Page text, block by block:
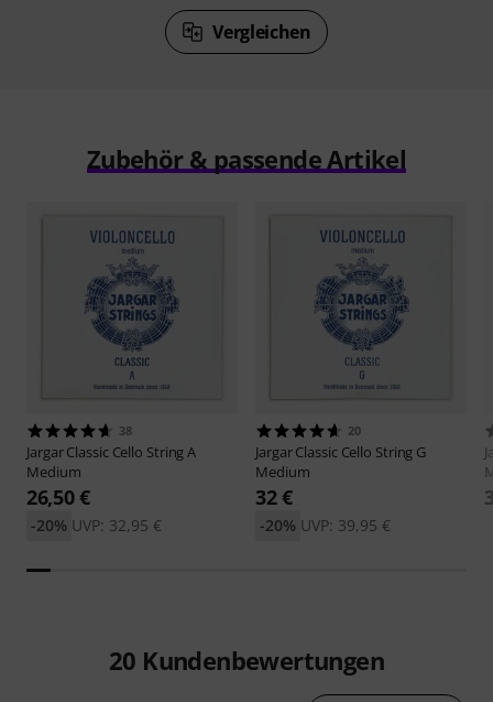
Vergleichen
Zubehör & passende Artikel
38
JargarClassic Cello String A
Medium
26,50 €
UVP: 32,95 €
-20%
20
JargarClassic Cello String G
Medium
32 €
UVP: 39,95 €
-20%
20 Kundenbewertungen